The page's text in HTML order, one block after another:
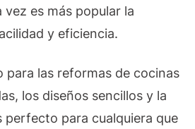
es más popular la
y eficiencia.
para las reformas de cocinas
los diseños sencillos y la
para cualquiera que